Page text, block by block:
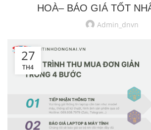
HOÀ– BÁO GIÁ TỐT
Admin_dnvn
27
TH4